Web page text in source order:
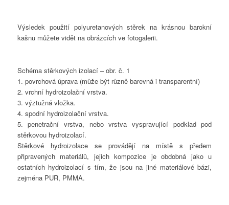
Výsledek použití polyuretanových stěrek na krásnou barokní
kašnu můžete vidět na obrázcích ve fotogalerii.
Schéma stěrkových izolací – obr. č. 1
1. povrchová úprava (může být různě barevná i transparentní)
2. vrchní hydroizolační vrstva.
3. výztužná vložka.
4. spodní hydroizolační vrstva.
5. penetrační vrstva, nebo vrstva vyspravující podklad pod
stěrkovou hydroizolací.
Stěrkové hydroizolace se provádějí na místě s předem
připravených materiálů, jejich kompozice je obdobná jako u
ostatních hydroizolací s tím, že jsou na jiné materiálové bázi,
zejména PUR, PMMA.